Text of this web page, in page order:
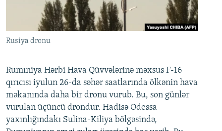
Rusiya dronu
Rumıniya Hərbi Hava Qüvvələrinə məxsus F-16
qırıcısı iyulun 26-da səhər saatlarında ölkənin hava
məkanında daha bir dronu vurub. Bu, son günlər
vurulan üçüncü drondur. Hadisə Odessa
yaxınlığındakı Sulina-Kiliya bölgəsində,